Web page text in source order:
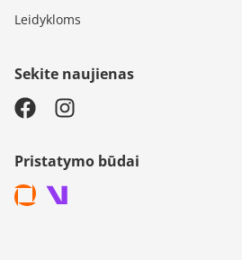
Leidykloms
Sekite naujienas
Pristatymo būdai